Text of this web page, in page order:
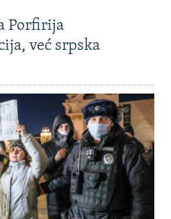
Porfirija
već srpska